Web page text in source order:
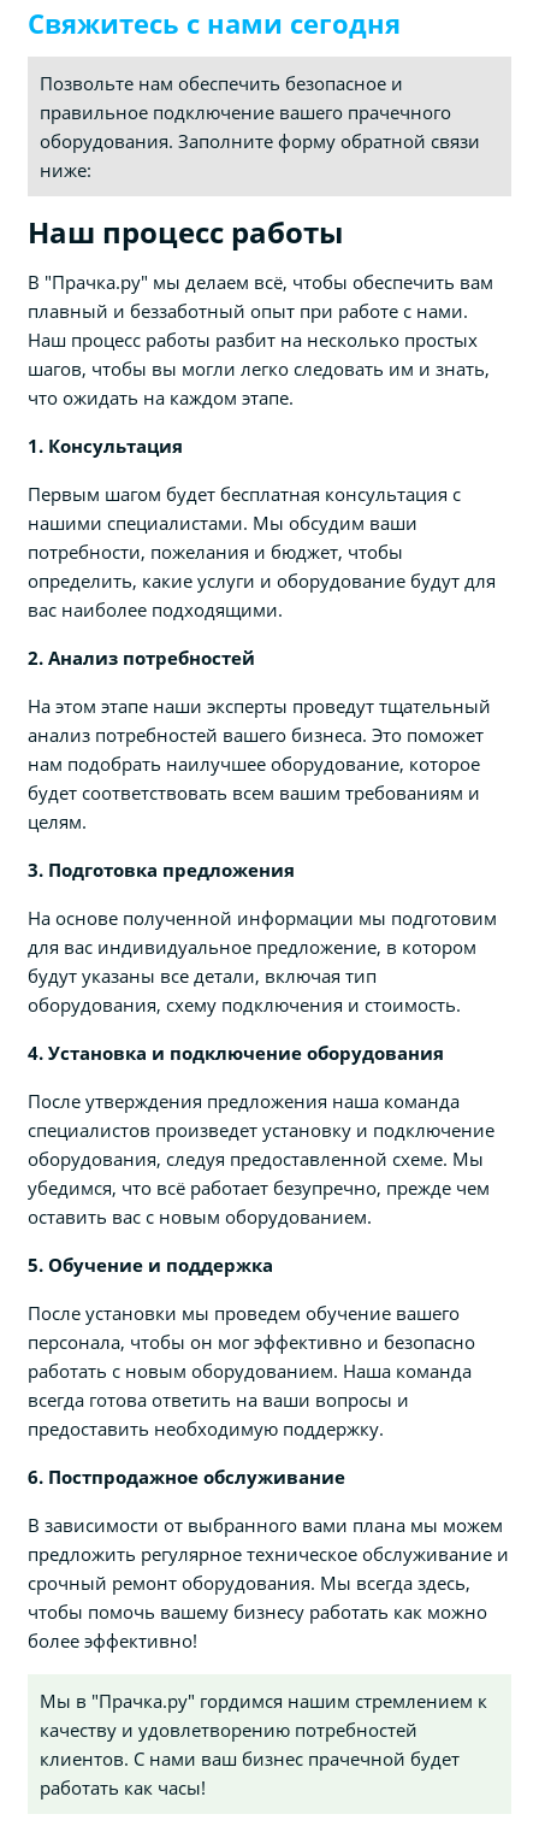
Свяжитесь с нами сегодня
Позвольте нам обеспечить безопасное и
правильное подключение вашего прачечного
оборудования. Заполните форму обратной связи
ниже:
Наш процесс работы
В "Прачка.ру" мы делаем всё, чтобы обеспечить вам
плавный и беззаботный опыт при работе с нами.
Наш процесс работы разбит на несколько простых
шагов, чтобы вы могли легко следовать им и знать,
что ожидать на каждом этапе.
1. Консультация
Первым шагом будет бесплатная консультация с
нашими специалистами. Мы обсудим ваши
потребности, пожелания и бюджет, чтобы
определить, какие услуги и оборудование будут для
вас наиболее подходящими.
2. Анализ потребностей
На этом этапе наши эксперты проведут тщательный
анализ потребностей вашего бизнеса. Это поможет
нам подобрать наилучшее оборудование, которое
будет соответствовать всем вашим требованиям и
целям.
3. Подготовка предложения
На основе полученной информации мы подготовим
для вас индивидуальное предложение, в котором
будут указаны все детали, включая тип
оборудования, схему подключения и стоимость.
4. Установка и подключение оборудования
После утверждения предложения наша команда
специалистов произведет установку и подключение
оборудования, следуя предоставленной схеме. Мы
убедимся, что всё работает безупречно, прежде чем
оставить вас с новым оборудованием.
5. Обучение и поддержка
После установки мы проведем обучение вашего
персонала, чтобы он мог эффективно и безопасно
работать с новым оборудованием. Наша команда
всегда готова ответить на ваши вопросы и
предоставить необходимую поддержку.
6. Постпродажное обслуживание
В зависимости от выбранного вами плана мы можем
предложить регулярное техническое обслуживание и
срочный ремонт оборудования. Мы всегда здесь,
чтобы помочь вашему бизнесу работать как можно
более эффективно!
Мы в "Прачка.ру" гордимся нашим стремлением к
качеству и удовлетворению потребностей
клиентов. С нами ваш бизнес прачечной будет
работать как часы!